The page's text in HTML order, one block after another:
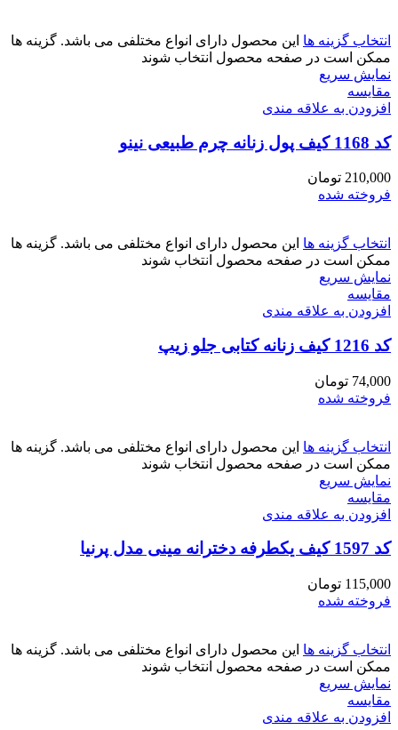
انتخاب گزینه ها این محصول دارای انواع مختلفی می باشد. گزینه ها
ممکن است در صفحه محصول انتخاب شوند
نمایش سریع
مقايسه
افزودن به علاقه مندی
کد 1168 کیف پول زنانه چرم طبیعی نینو
210,000 تومان
فروخته شده
انتخاب گزینه ها این محصول دارای انواع مختلفی می باشد. گزینه ها
ممکن است در صفحه محصول انتخاب شوند
نمایش سریع
مقايسه
افزودن به علاقه مندی
کد 1216 کیف زنانه کتابی جلو زیپ
74,000 تومان
فروخته شده
انتخاب گزینه ها این محصول دارای انواع مختلفی می باشد. گزینه ها
ممکن است در صفحه محصول انتخاب شوند
نمایش سریع
مقايسه
افزودن به علاقه مندی
کد 1597 کیف یکطرفه دخترانه مینی مدل پرنیا
115,000 تومان
فروخته شده
انتخاب گزینه ها این محصول دارای انواع مختلفی می باشد. گزینه ها
ممکن است در صفحه محصول انتخاب شوند
نمایش سریع
مقايسه
افزودن به علاقه مندی